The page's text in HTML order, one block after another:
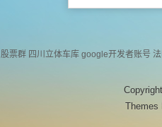
股票群 四川立体车库 google开发者账号
Themes